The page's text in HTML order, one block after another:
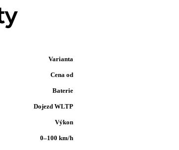
Varianta
Cena od
Baterie
Dojezd WLTP
Výkon
0–100 km/h